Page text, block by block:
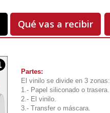
Qué vas a recibir
Partes:
El vinilo se divide en 3 zonas:
1.- Papel siliconado o trasera.
2.- El vinilo.
3.- Transfer o máscara.